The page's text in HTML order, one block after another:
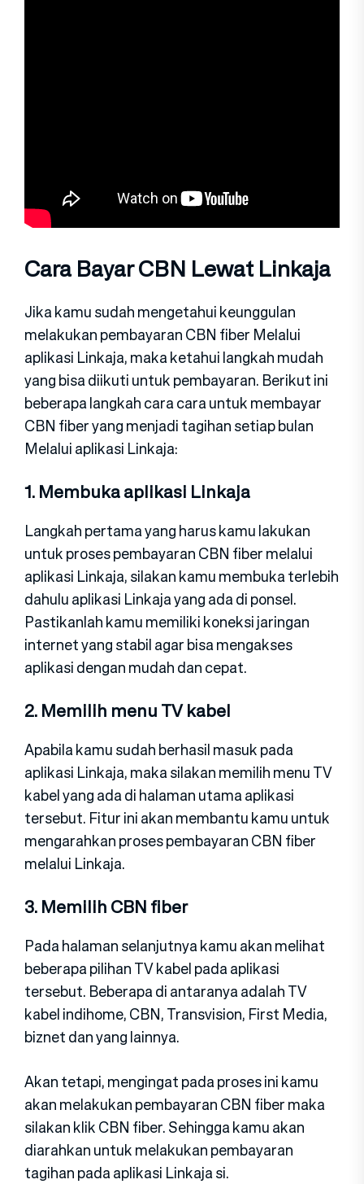
Cara Bayar CBN Lewat Linkaja
Jika kamu sudah mengetahui keunggulan
melakukan pembayaran CBN fiber Melalui
aplikasi Linkaja, maka ketahui langkah mudah
yang bisa diikuti untuk pembayaran. Berikut ini
beberapa langkah cara cara untuk membayar
CBN fiber yang menjadi tagihan setiap bulan
Melalui aplikasi Linkaja:
1. Membuka aplikasi Linkaja
Langkah pertama yang harus kamu lakukan
untuk proses pembayaran CBN fiber melalui
aplikasi Linkaja, silakan kamu membuka terlebih
dahulu aplikasi Linkaja yang ada di ponsel.
Pastikanlah kamu memiliki koneksi jaringan
internet yang stabil agar bisa mengakses
aplikasi dengan mudah dan cepat.
2. Memilih menu TV kabel
Apabila kamu sudah berhasil masuk pada
aplikasi Linkaja, maka silakan memilih menu TV
kabel yang ada di halaman utama aplikasi
tersebut. Fitur ini akan membantu kamu untuk
mengarahkan proses pembayaran CBN fiber
melalui Linkaja.
3. Memilih CBN fiber
Pada halaman selanjutnya kamu akan melihat
beberapa pilihan TV kabel pada aplikasi
tersebut. Beberapa di antaranya adalah TV
kabel indihome, CBN, Transvision, First Media,
biznet dan yang lainnya.
Akan tetapi, mengingat pada proses ini kamu
akan melakukan pembayaran CBN fiber maka
silakan klik CBN fiber. Sehingga kamu akan
diarahkan untuk melakukan pembayaran
tagihan pada aplikasi Linkaja si.